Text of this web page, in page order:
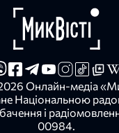
Онлайн-медіа
Національною
і
00984.